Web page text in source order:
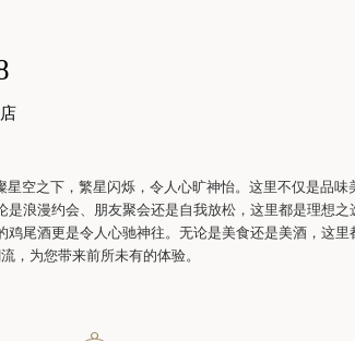
空之下，繁星闪烁，令人心旷神怡。这里不仅是品
浪漫约会、朋友聚会还是自我放松，这里都是理想之
尾酒更是令人心驰神往。无论是美食还是美酒，这
，为您带来前所未有的体验。